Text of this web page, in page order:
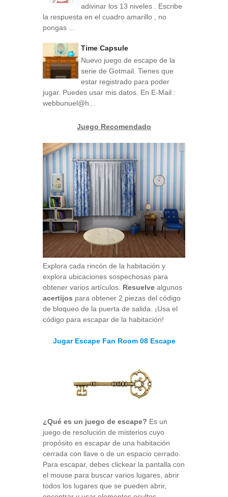
adivinar los 13 niveles . Escribe
la respuesta en el cuadro amarillo , no
pongas ...
Time Capsule
Nuevo juego de escape de la
serie de Gotmail. Tienes que
estar registrado para poder
jugar. Puedes usar mis datos. En E-Mail :
webbunuel@h...
Juego Recomendado
Explora cada rincón de la habitación y
explora ubicaciones sospechosas para
obtener varios artículos. Resuelve algunos
acertijos para obtener 2 piezas del código
de bloqueo de la puerta de salida. ¡Usa el
código para escapar de la habitación!
Jugar Escape Fan Room 08 Escape
¿Qué es un juego de escape? Es un
juego de resolución de misterios cuyo
propósito es escapar de una habitación
cerrada con llave o de un espacio cerrado.
Para escapar, debes clickear la pantalla con
el mouse para buscar varios lugares, abrir
todos los lugares que se pueden abrir,